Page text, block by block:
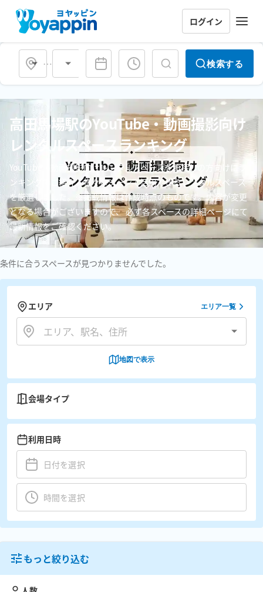
ログイン
会場タイプ 検索する
高田馬場駅のYouTube・動画撮影向け
レンタルスペースランキング
YouTube・動画撮影向けレンタルスペースをお探しの方向けにラ
ンキングでご紹介。様々なシーンで活用できるレンタルスペース
を厳選しました。※掲載情報は作成時点のものです。内容が変更
となる場合がございますので、 必ず各スペースの詳細ページにて
最新情報をご確認ください。
条件に合うスペースが見つかりませんでした。
エリア エリア一覧
地図で表示
会場タイプ
利用日時
もっと絞り込む